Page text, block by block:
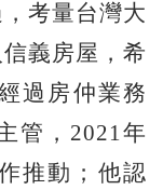
考量台灣大
義房屋，希
過房仲業務
管，2021年
推動；他認